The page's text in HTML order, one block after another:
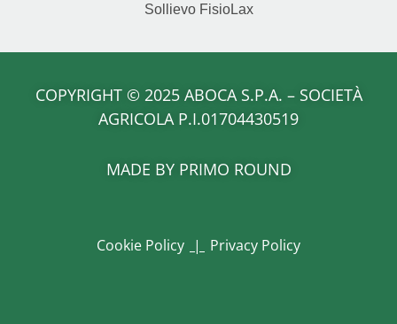
Sollievo FisioLax
COPYRIGHT© 2025 ABOCA S.P.A. – SOCIETÀ
AGRICOLA P.I.01704430519
MADE BYPRIMO ROUND
Cookie Policy | Privacy Policy